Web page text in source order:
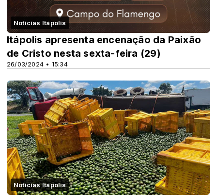
Notícias Itápolis
26/03/2024 • 15:34
Itápolis apresenta encenação da Paixão
de Cristo nesta sexta-feira (29)
Notícias Itápolis